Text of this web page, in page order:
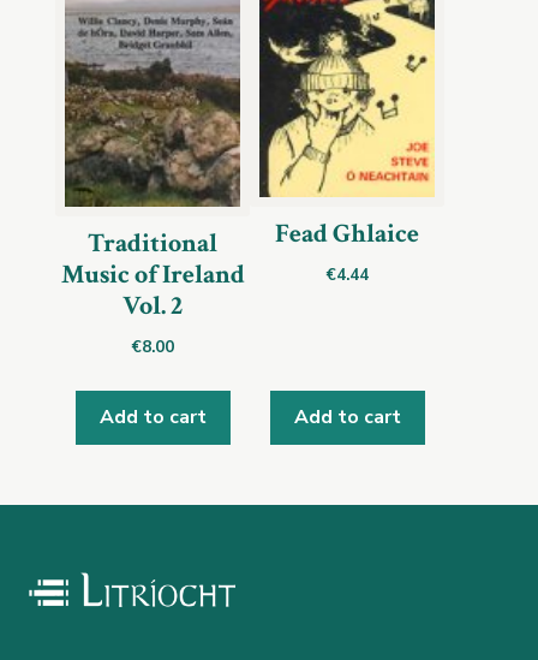
Traditional
Music of Ireland
Vol. 2
€8.00
Add to cart
Fead Ghlaice
€4.44
Add to cart